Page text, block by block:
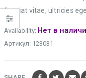
feugiat vitae, ultricies
Availability: Нет в
Артикул: 123031